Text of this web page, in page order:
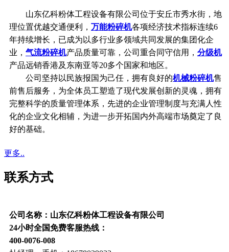
山东亿科粉体工程设备有限公司位于安丘市秀水街，地
理位置优越交通便利， 万能粉碎机各项经济技术指标连续6
年持续增长，已成为以多行业多领域共同发展的集团化企
业， 气流粉碎机产品质量可靠，公司重合同守信用， 分级机
产品远销香港及东南亚等20多个国家和地区。
公司坚持以民族报国为己任，拥有良好的机械粉碎机售
前售后服务，为全体员工塑造了现代发展创新的灵魂，拥有
完整科学的质量管理体系，先进的企业管理制度与充满人性
化的企业文化相辅，为进一步开拓国内外高端市场奠定了良
好的基础。
更多..
联系方式
公司名称：山东亿科粉体工程设备有限公司
24小时全国免费客服热线：
400-0076-008